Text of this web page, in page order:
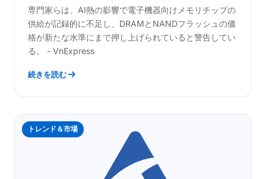
専門家らは、AI熱の影響で電子機器向けメモリチップの
供給が記録的に不足し、DRAMとNANDフラッシュの価
格が新たな水準にまで押し上げられていると警告してい
る。 - VnExpress
続きを読む
トレンド＆市場